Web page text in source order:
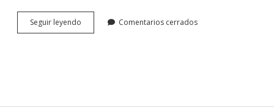
Seguir leyendo Simulador
de
Comentarios cerrados